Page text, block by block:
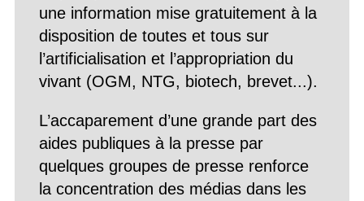
une information mise gratuitement à la
disposition de toutes et tous sur
l’artificialisation et l’appropriation du
vivant (OGM, NTG, biotech, brevet...).
L’accaparement d’une grande part des
aides publiques à la presse par
quelques groupes de presse renforce
la concentration des médias dans les